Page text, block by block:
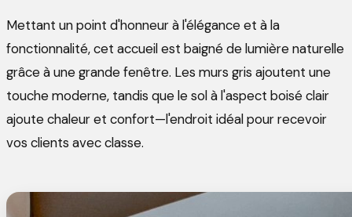
Mettant un point d'honneur à l'élégance et à la
fonctionnalité, cet accueil est baigné de lumière naturelle
grâce à une grande fenêtre. Les murs gris ajoutent une
touche moderne, tandis que le sol à l'aspect boisé clair
ajoute chaleur et confort—l'endroit idéal pour recevoir
vos clients avec classe.